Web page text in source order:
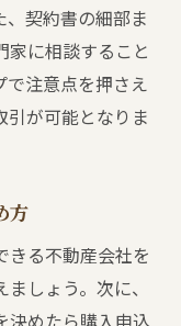
契約書の細部ま
家に相談すること
注意点を押さえ
引が可能となりま
方
きる不動産会社を
しょう。次に、